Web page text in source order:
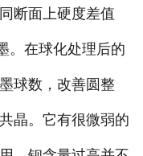
断面上硬度差值
。在球化处理后的
球数，改善圆整
晶。它有很微弱的